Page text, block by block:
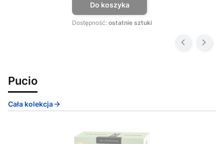
Do koszyka
Dostępność: ostatnie sztuki
Pucio
Cała kolekcja